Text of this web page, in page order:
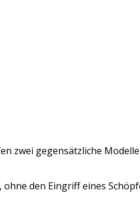
zwei gegensätzliche
den Eingriff eines